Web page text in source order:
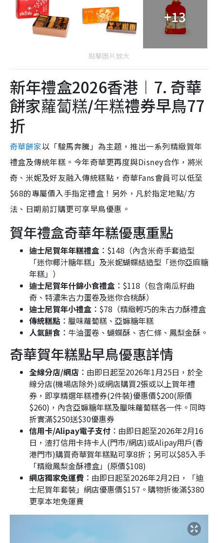
+13
點擊圖片放大
新年禮盒2026香港︱7. 奇華
餅家蘿蔔糕/年糕禮券早鳥77
折
奇華餅家以「駿馬奔騰」為主題，推出一系列精緻賀年
禮盒及傳統年糕。今年奇華更再度與Disney合作，將米
奇、米妮及好友融入傳統糕點，奇華Fans會員可以低至
$68的專屬價入手指定禮盒！另外，凡於指定地點/方
法、日期前訂購更可享早鳥優惠。
賀年禮盒奇華年糕優惠重點
迪士尼賀年年糕禮盒︰ $148（內含米奇手套造型
「迷你椰汁糖年糕」及米妮蝴蝶結造型「迷你亞麻糖
年糕」）
迪士尼賀年什錦小食禮盒︰ $118（包含南瓜籽曲
奇、特濃朱古力蛋卷及迷你合桃酥）
迪士尼賀年小禮盒︰ $78（精緻輕巧的朱古力酥禮盒
傳統糕點︰ 臘味蘿蔔糕、亞嫲糖年糕
人氣餅食︰ 牛油蛋卷、蝴蝶酥、杏仁條、鳳梨金酥。
奇華賀年糕點早鳥優惠詳情
全線分店/網店︰ 由即日起至2026年1月25日，於全
線分店(機場店除外)或網店購買2張或以上賀年禮
券，即享精選年糕禮券(2件裝)優惠價$200(原價
$260)，內含亞嫲糖年糕及臘味蘿蔔糕各一件。同時
折實滿$250送$30優惠券
信用卡/Alipay電子支付︰ 由即日起至2026年2月16
日，渣打信用卡持卡人(門市/網店)或Alipay用戶(香
港門市)購買奇華賀年糕點可享8折；另可以$85入手
「精緻鳳梨金酥禮盒」(原價$108)
網店獨家免運費︰ 由即日起至2026年2月2日，「迪
士尼賀年套裝」網店優惠價$157。購物折後滿$380
更享本地免運費